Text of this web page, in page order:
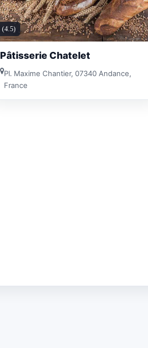
(4.5)
Pâtisserie Chatelet
Pl. Maxime Chantier, 07340 Andance,
France